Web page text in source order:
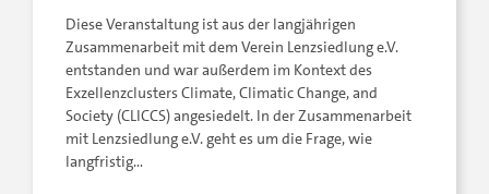
Diese Veranstaltung ist aus der langjährigen
Zusammenarbeit mit dem Verein Lenzsiedlung e.V.
entstanden und war außerdem im Kontext des
Exzellenzclusters Climate, Climatic Change, and
Society (CLICCS) angesiedelt. In der Zusammenarbeit
mit Lenzsiedlung e.V. geht es um die Frage, wie
langfristig…